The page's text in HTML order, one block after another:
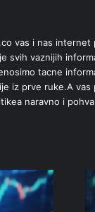
vas i nas
svih vaznijih
tacne
iz prve ruke.A
naravno i